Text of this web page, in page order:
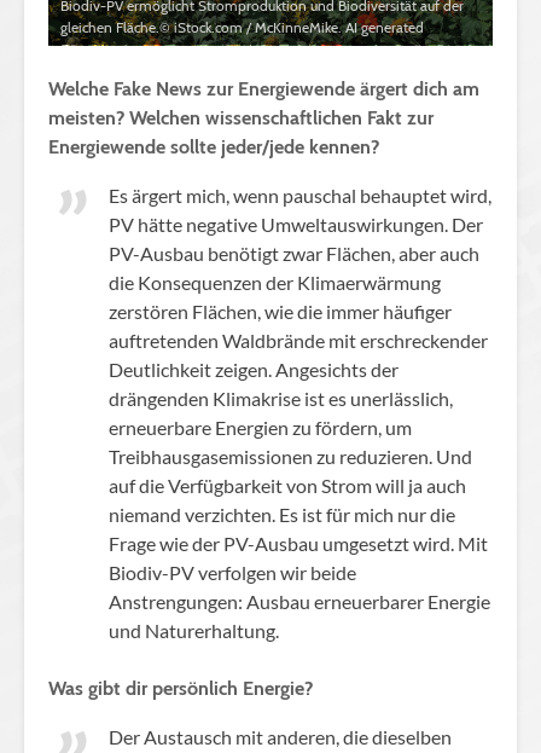
Biodiv-PV ermöglicht Stromproduktion und Biodiversität auf der
gleichen Fläche.© iStock.com / McKinneMike. AI generated
Welche Fake News zur Energiewende ärgert dich am
meisten? Welchen wissenschaftlichen Fakt zur
Energiewende sollte jeder/jede kennen?
Es ärgert mich, wenn pauschal behauptet wird,
PV hätte negative Umweltauswirkungen. Der
PV-Ausbau benötigt zwar Flächen, aber auch
die Konsequenzen der Klimaerwärmung
zerstören Flächen, wie die immer häufiger
auftretenden Waldbrände mit erschreckender
Deutlichkeit zeigen. Angesichts der
drängenden Klimakrise ist es unerlässlich,
erneuerbare Energien zu fördern, um
Treibhausgasemissionen zu reduzieren. Und
auf die Verfügbarkeit von Strom will ja auch
niemand verzichten. Es ist für mich nur die
Frage wie der PV-Ausbau umgesetzt wird. Mit
Biodiv-PV verfolgen wir beide
Anstrengungen: Ausbau erneuerbarer Energie
und Naturerhaltung.
Was gibt dir persönlich Energie?
Der Austausch mit anderen, die dieselben